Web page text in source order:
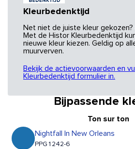
Kleurbedenktijd
Net niet de juiste kleur gekozen?
Met de Histor Kleurbedenktijd
nieuwe kleur kiezen. Geldig op
muurverven.
Bekijk de actievoorwaarden en
Kleurbedenktijd formulier in.
Bijpassende
Ton sur ton
Nightfall In New Orleans
PPG1242-6